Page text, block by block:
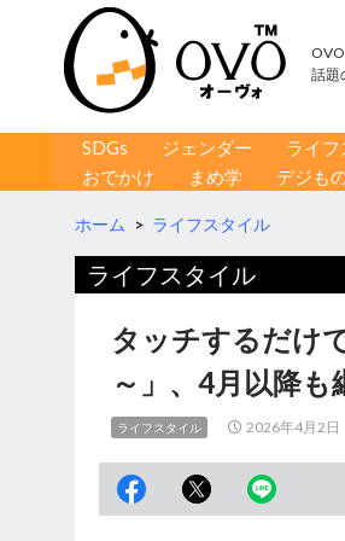
話題
コンテンツへ移動
SDGs ジェンダー ライ
おでかけ
まめ学 デジも
ホーム > ライフスタイル
ライフスタイル
タッチするだけ
～」、4月以降も
ライフスタイル 2026年4月2日